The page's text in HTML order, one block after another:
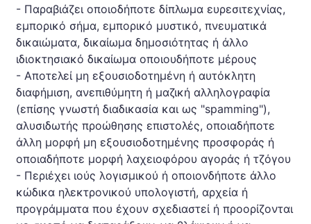
- Παραβιάζει οποιοδήποτε δίπλωμα ευρεσιτεχνίας,
εμπορικό σήμα, εμπορικό μυστικό, πνευματικά
δικαιώματα, δικαίωμα δημοσιότητας ή άλλο
ιδιοκτησιακό δικαίωμα οποιουδήποτε μέρους
- Αποτελεί μη εξουσιοδοτημένη ή αυτόκλητη
διαφήμιση, ανεπιθύμητη ή μαζική αλληλογραφία
(επίσης γνωστή διαδικασία και ως "spamming"),
αλυσιδωτής προώθησης επιστολές, οποιαδήποτε
άλλη μορφή μη εξουσιοδοτημένης προσφοράς ή
οποιαδήποτε μορφή λαχειοφόρου αγοράς ή τζόγου
- Περιέχει ιούς λογισμικού ή οποιονδήποτε άλλο
κώδικα ηλεκτρονικού υπολογιστή, αρχεία ή
προγράμματα που έχουν σχεδιαστεί ή προορίζονται